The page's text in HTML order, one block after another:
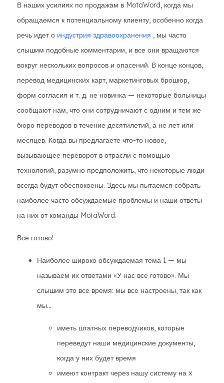
В наших усилиях по продажам в MotaWord, когда мы
обращаемся к потенциальному клиенту, особенно когда
речь идет о индустрия здравоохранения , мы часто
слышим подобные комментарии, и все они вращаются
вокруг нескольких вопросов и опасений. В конце концов,
перевод медицинских карт, маркетинговых брошюр,
форм согласия и т. д. не новинка — некоторые больницы
сообщают нам, что они сотрудничают с одним и тем же
бюро переводов в течение десятилетий, а не лет или
месяцев. Когда вы предлагаете что-то новое,
вызывающее переворот в отрасли с помощью
технологий, разумно предположить, что некоторые люди
всегда будут обеспокоены. Здесь мы пытаемся собрать
наиболее часто обсуждаемые проблемы и наши ответы
на них от команды MotaWord.
Все готово!
Наиболее широко обсуждаемая тема 1 — мы
называем их ответами «У нас все готово». Мы
слышим это все время: мы все настроены, так как
мы...
иметь штатных переводчиков, которые
переведут наши медицинские документы,
когда у них будет время
имеют контракт через нашу систему на x